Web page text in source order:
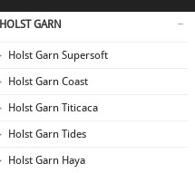
HOLST GARN
Holst Garn Supersoft
Holst Garn Coast
Holst Garn Titicaca
Holst Garn Tides
Holst Garn Haya